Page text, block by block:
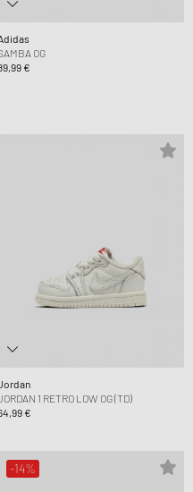
OG
€
1 RETRO LOW OG (TD)
€
-14%